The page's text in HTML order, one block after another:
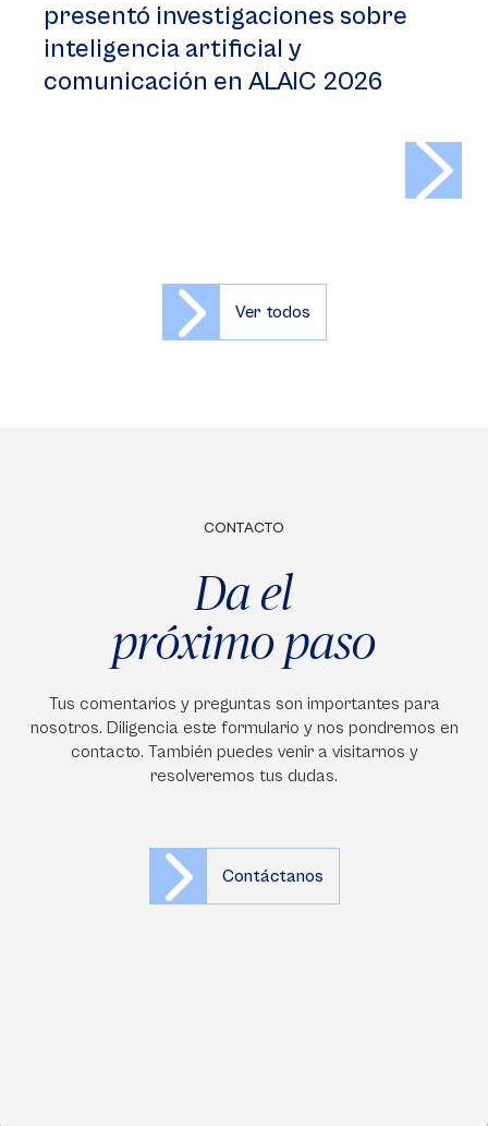
presentó investigaciones sobre
inteligencia artificial y
comunicación en ALAIC 2026
Ver todos
CONTACTO
Da el
próximo paso
Tus comentarios y preguntas son importantes para
nosotros. Diligencia este formulario y nos pondremos en
contacto. También puedes venir a visitarnos y
resolveremos tus dudas.
Contáctanos